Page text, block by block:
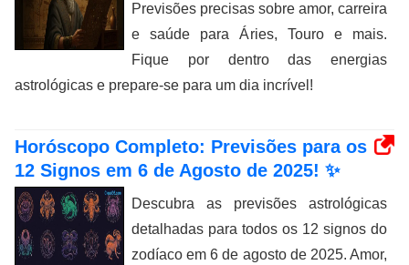
Previsões precisas sobre amor, carreira
e saúde para Áries, Touro e mais.
Fique por dentro das energias
astrológicas e prepare-se para um dia incrível!
Horóscopo Completo: Previsões para os
12 Signos em 6 de Agosto de 2025! ✨
Descubra as previsões astrológicas
detalhadas para todos os 12 signos do
zodíaco em 6 de agosto de 2025. Amor,